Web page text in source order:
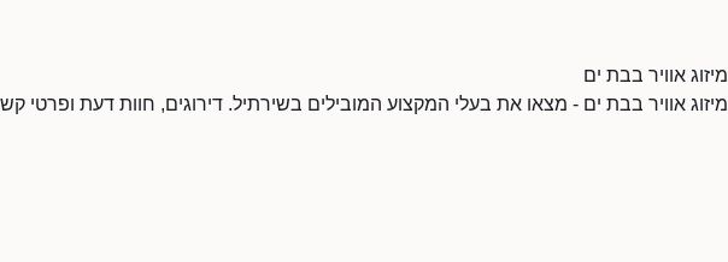
מיזוג אוויר בבת ים
מיזוג אוויר בבת ים - מצאו את בעלי המקצוע המובילים בשירתיל. דירוגים, חוות דעת ופרטי